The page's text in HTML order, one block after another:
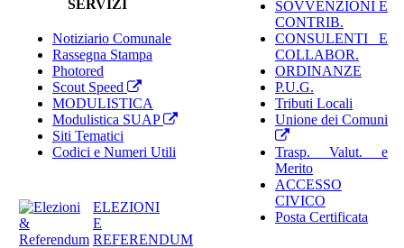
SERVIZI
Notiziario Comunale
Rassegna Stampa
Photored
Scout Speed
MODULISTICA
Modulistica SUAP
Siti Tematici
Codici e Numeri Utili
ELEZIONI
E
REFERENDUM
SOVVENZIONI E
CONTRIB.
CONSULENTI E
COLLABOR.
ORDINANZE
P.U.G.
Tributi Locali
Unione dei Comuni
Trasp. Valut. e
Merito
ACCESSO
CIVICO
Posta Certificata